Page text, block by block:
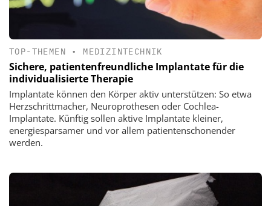
TOP-THEMEN • MEDIZINTECHNIK
Sichere, patientenfreundliche Implantate für die
individualisierte Therapie
Implantate können den Körper aktiv unterstützen: So etwa
Herzschrittmacher, Neuroprothesen oder Cochlea-
Implantate. Künftig sollen aktive Implantate kleiner,
energiesparsamer und vor allem patientenschonender
werden.